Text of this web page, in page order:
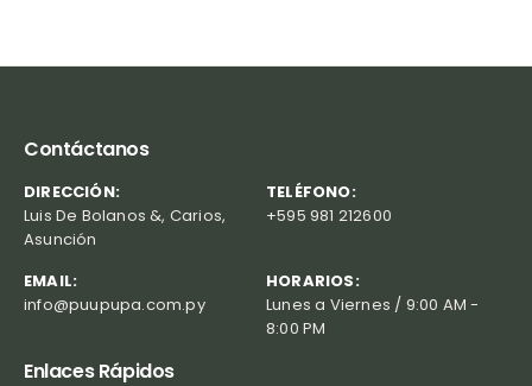
Contáctanos
DIRECCIÓN:
Luis De Bolanos &, Carios,
Asunción
TELÉFONO:
+595 981 212600
EMAIL:
info@puupupa.com.py
HORARIOS:
Lunes a Viernes / 9:00 AM -
8:00 PM
Enlaces Rápidos